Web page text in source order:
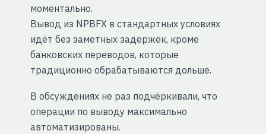
моментально.
Вывод из NPBFX в стандартных условиях
идёт без заметных задержек, кроме
банковских переводов, которые
традиционно обрабатываются дольше.
В обсуждениях не раз подчёркивали, что
операции по выводу максимально
автоматизированы.